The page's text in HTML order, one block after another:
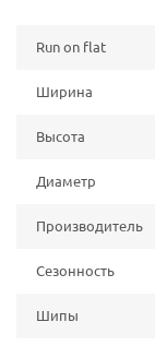
Run on flat
Ширина
Высота
Диаметр
Производитель
Сезонность
Шипы